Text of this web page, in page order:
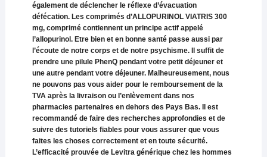
également de déclencher le réflexe d’évacuation
défécation. Les comprimés d’ALLOPURINOL VIATRIS 300
mg, comprimé contiennent un principe actif appelé
l’allopurinol. Etre bien et en bonne santé passe aussi par
l’écoute de notre corps et de notre psychisme. Il suffit de
prendre une pilule PhenQ pendant votre petit déjeuner et
une autre pendant votre déjeuner. Malheureusement, nous
ne pouvons pas vous aider pour le remboursement de la
TVA après la livraison ou l’enlèvement dans nos
pharmacies partenaires en dehors des Pays Bas. Il est
recommandé de faire des recherches approfondies et de
suivre des tutoriels fiables pour vous assurer que vous
faites les choses correctement et en toute sécurité.
L’efficacité prouvée de Levitra générique chez les hommes